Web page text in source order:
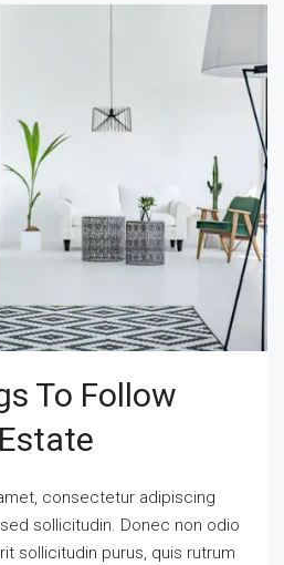
To Follow
consectetur adipiscing
sollicitudin. Donec non odio
sollicitudin purus, quis rutrum